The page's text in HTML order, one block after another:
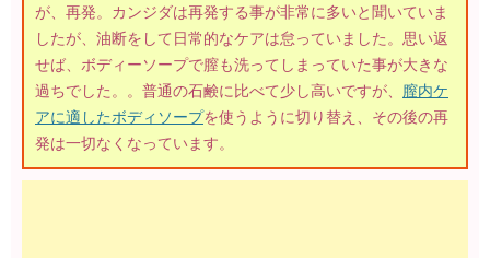
が、再発。カンジダは再発する事が非常に多いと聞いていま
したが、油断をして日常的なケアは怠っていました。思い返
せば、ボディーソープで膣も洗ってしまっていた事が大きな
過ちでした。。普通の石鹸に比べて少し高いですが、 膣内ケ
アに適したボディソープを使うように切り替え、その後の再
発は一切なくなっています。